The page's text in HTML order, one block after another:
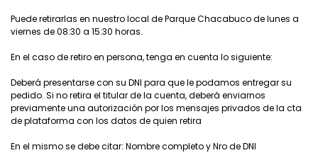
Puede retirarlas en nuestro local de Parque Chacabuco de lunes a
viernes de 08:30 a 15:30 horas.
En el caso de retiro en persona, tenga en cuenta lo siguiente:
Deberá presentarse con su DNI para que le podamos entregar su
pedido. Si no retira el titular de la cuenta, deberá enviarnos
previamente una autorización por los mensajes privados de la cta
de plataforma con los datos de quien retira
En el mismo se debe citar: Nombre completo y Nro de DNI